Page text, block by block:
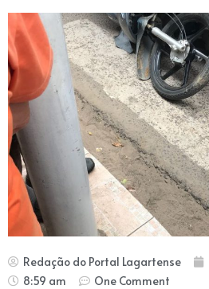
Redação do Portal Lagartense
8:59 am
One Comment